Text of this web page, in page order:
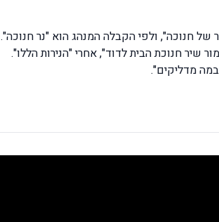
של חנוכה", ולפי הקבלה המנהג הוא "נר חנוכה".
שיר חנוכת הבית לדוד", אחרי "הנירות הללו".
מדליקים".